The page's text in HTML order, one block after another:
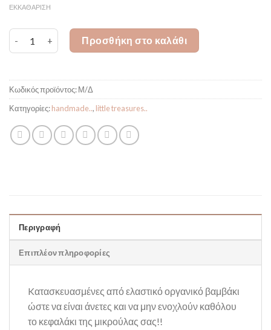
ΕΚΚΑΘΆΡΙΣΗ
Headbands - Floral&Lila ποσότητα
Προσθήκη στο καλάθι
Κωδικός προϊόντος:Μ/Δ
Κατηγορίες:handmade.., little treasures..
Περιγραφή
Επιπλέον πληροφορίες
Kατασκευασμένες από ελαστικό οργανικό βαμβάκι
ώστε να είναι άνετες και να μην ενοχλούν καθόλου
το κεφαλάκι της μικρούλας σας!!